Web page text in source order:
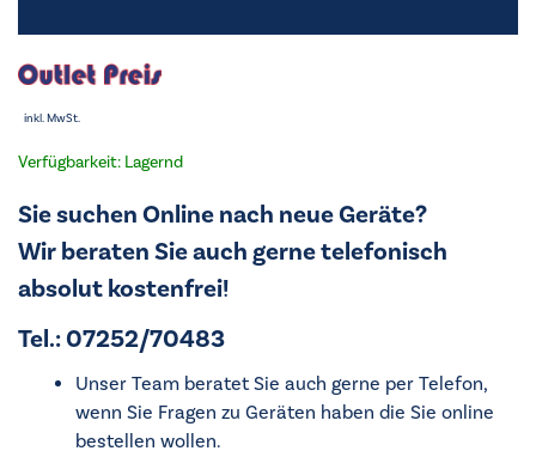
inkl. MwSt.
Verfügbarkeit: Lagernd
Sie suchen Online nach neue Geräte?
Wir beraten Sie auch gerne telefonisch
absolut kostenfrei!
Tel.: 07252/70483
Unser Team beratet Sie auch gerne per Telefon,
wenn Sie Fragen zu Geräten haben die Sie online
bestellen wollen.